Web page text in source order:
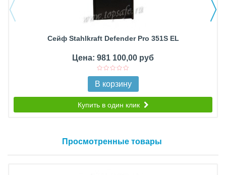
Сейф Stahlkraft Defender Pro 351S EL
Цена: 981 100,00 руб
В корзину
Купить в один клик
Просмотренные товары